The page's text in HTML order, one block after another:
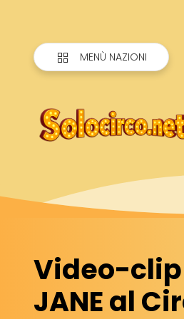
MENÙ NAZIONI
Video-clip
JANE al